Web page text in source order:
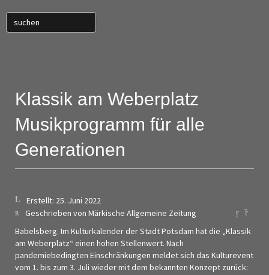
Klassik am Weberplatz
Musikprogramm für alle
Generationen
Erstellt: 25. Juni 2022
Geschrieben von Märkische Allgemeine Zeitung
Babelsberg. Im Kulturkalender der Stadt Potsdam hat die „Klassik
am Weberplatz“ einen hohen Stellenwert. Nach
pandemiebedingten Einschränkungen meldet sich das Kulturevent
vom 1. bis zum 3. Juli wieder mit dem bekannten Konzept zurück: